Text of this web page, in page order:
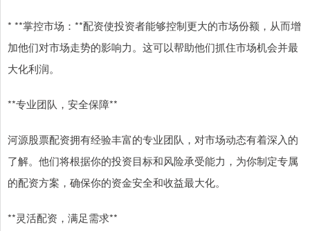
* **掌控市场：**配资使投资者能够控制更大的市场份额，从而增
加他们对市场走势的影响力。这可以帮助他们抓住市场机会并最
大化利润。
**专业团队，安全保障**
河源股票配资拥有经验丰富的专业团队，对市场动态有着深入的
了解。他们将根据你的投资目标和风险承受能力，为你制定专属
的配资方案，确保你的资金安全和收益最大化。
**灵活配资，满足需求**